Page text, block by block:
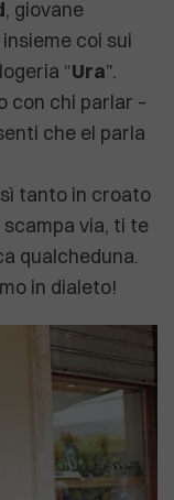
, giovane
insieme coi sui
“Ura”.
con chi parlar –
che el parla
tanto in croato
via, ti te
qualcheduna.
in dialeto!